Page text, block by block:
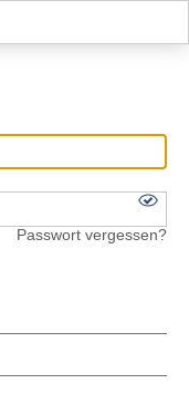
Passwort vergessen?